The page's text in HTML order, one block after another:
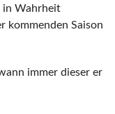
in Wahrheit
kommenden Saison
immer dieser er